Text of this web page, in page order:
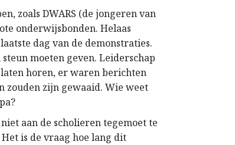
zoals DWARS (de jongeren van
onderwijsbonden. Helaas
dag van de demonstraties.
moeten geven. Leiderschap
horen, er waren berichten
zouden zijn gewaaid. Wie weet
aan de scholieren tegemoet te
is de vraag hoe lang dit